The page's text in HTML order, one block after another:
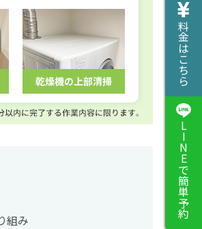
組み
料金はこちら
LINEで簡単予約